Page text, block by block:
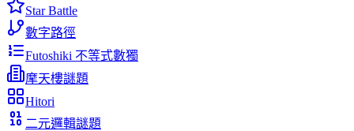
Star Battle
數字路徑
Futoshiki 不等式數獨
摩天樓謎題
Hitori
二元邏輯謎題